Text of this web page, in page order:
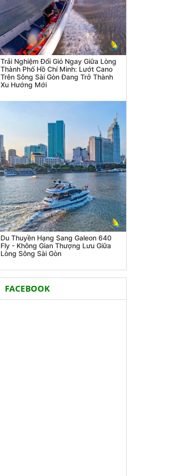
Trải Nghiệm Đổi Gió Ngay Giữa Lòng
Thành Phố Hồ Chí Minh: Lướt Cano
Trên Sông Sài Gòn Đang Trở Thành
Xu Hướng Mới
Du Thuyền Hạng Sang Galeon 640
Fly - Không Gian Thượng Lưu Giữa
Lòng Sông Sài Gòn
FACEBOOK